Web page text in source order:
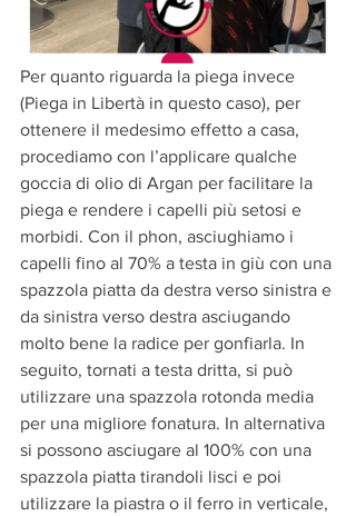
Per quanto riguarda la piega invece
(Piega in Libertà in questo caso), per
ottenere il medesimo effetto a casa,
procediamo con l’applicare qualche
goccia di olio di Argan per facilitare la
piega e rendere i capelli più setosi e
morbidi. Con il phon, asciughiamo i
capelli fino al 70% a testa in giù con una
spazzola piatta da destra verso sinistra e
da sinistra verso destra asciugando
molto bene la radice per gonfiarla. In
seguito, tornati a testa dritta, si può
utilizzare una spazzola rotonda media
per una migliore fonatura. In alternativa
si possono asciugare al 100% con una
spazzola piatta tirandoli lisci e poi
utilizzare la piastra o il ferro in verticale,